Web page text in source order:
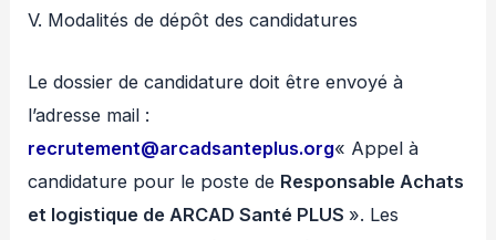
V. Modalités de dépôt des candidatures
Le dossier de candidature doit être envoyé à
l’adresse mail :
recrutement@arcadsanteplus.org« Appel à
candidature pour le poste de Responsable Achats
et logistique de ARCAD Santé PLUS ». Les